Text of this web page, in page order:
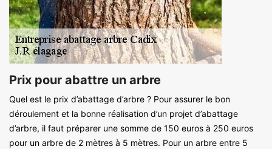
Prix pour abattre un arbre
Quel est le prix d’abattage d’arbre ? Pour assurer le bon
déroulement et la bonne réalisation d’un projet d’abattage
d’arbre, il faut préparer une somme de 150 euros à 250 euros
pour un arbre de 2 mètres à 5 mètres. Pour un arbre entre 5